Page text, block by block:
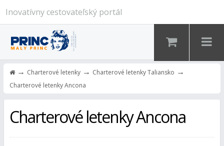
Inovatívny cestovateľský portál
→ Charterové letenky→ Charterové letenky Taliansko →
Charterové letenky Ancona
Charterové letenky Ancona